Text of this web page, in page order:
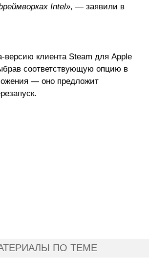
Intel», — заявили в
версию клиента Steam для Apple
соответствующую опцию в
— оно предложит
ПО ТЕМЕ